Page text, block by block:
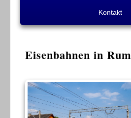
Kontakt
Eisenbahnen in